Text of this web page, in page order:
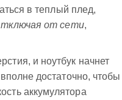
в теплый плед,
от сети,
и ноутбук начнет
достаточно, чтобы
аккумулятора